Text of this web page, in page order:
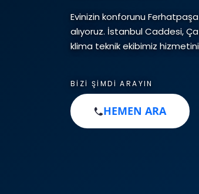
Evinizin konforunu
alıyoruz. İstanbul Caddesi,
klima teknik ekibimiz
BIZI ŞIMDI ARAYIN
HEMEN ARA